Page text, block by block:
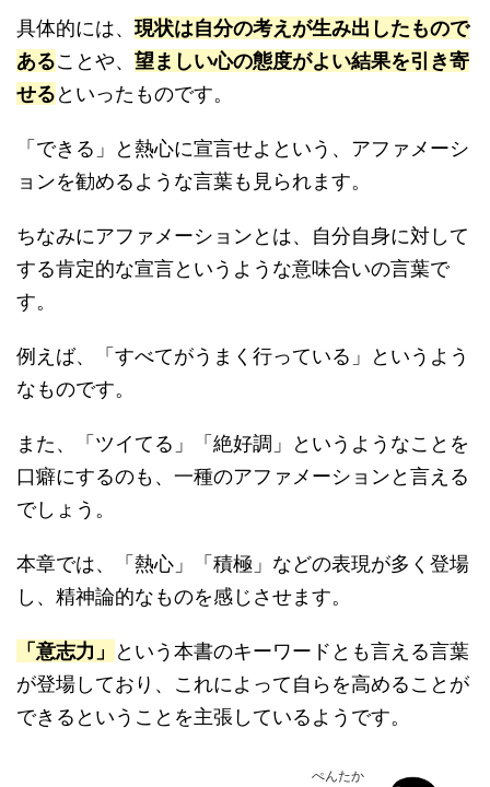
具体的には、 現状は自分の考えが生み出したもので
あることや、 望ましい心の態度がよい結果を引き寄
せるといったものです。
「できる」と熱心に宣言せよという、アファメーシ
ョンを勧めるような言葉も見られます。
ちなみにアファメーションとは、自分自身に対して
する肯定的な宣言というような意味合いの言葉で
す。
例えば、「すべてがうまく行っている」というよう
なものです。
また、「ツイてる」「絶好調」というようなことを
口癖にするのも、一種のアファメーションと言える
でしょう。
本章では、「熱心」「積極」などの表現が多く登場
し、精神論的なものを感じさせます。
「意志力」
という本書のキーワードとも言える言葉
が登場しており、これによって自らを高めることが
できるということを主張しているようです。
ぺんたか